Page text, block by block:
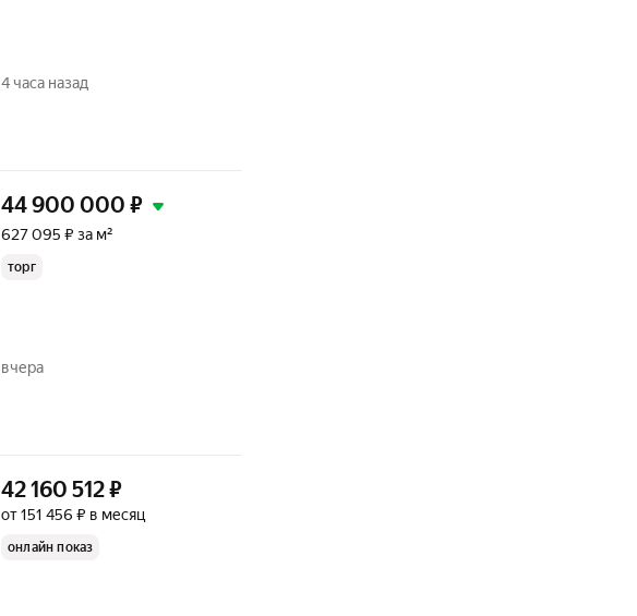
4 часа назад
44 900 000 ₽
627 095 ₽ за м²
торг
вчера
42 160 512₽
от 151 456 ₽ в месяц
онлайн показ